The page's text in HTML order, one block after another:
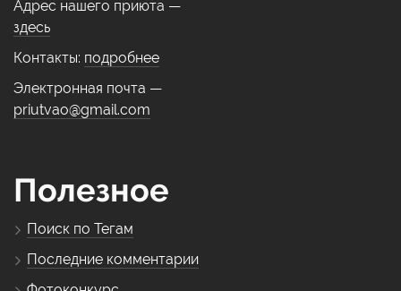
Адрес нашего приюта —
здесь
Контакты: подробнее
Электронная почта —
priutvao@gmail.com
Полезное
Поиск по Тегам
Последние комментарии